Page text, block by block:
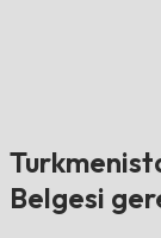
Belgesi